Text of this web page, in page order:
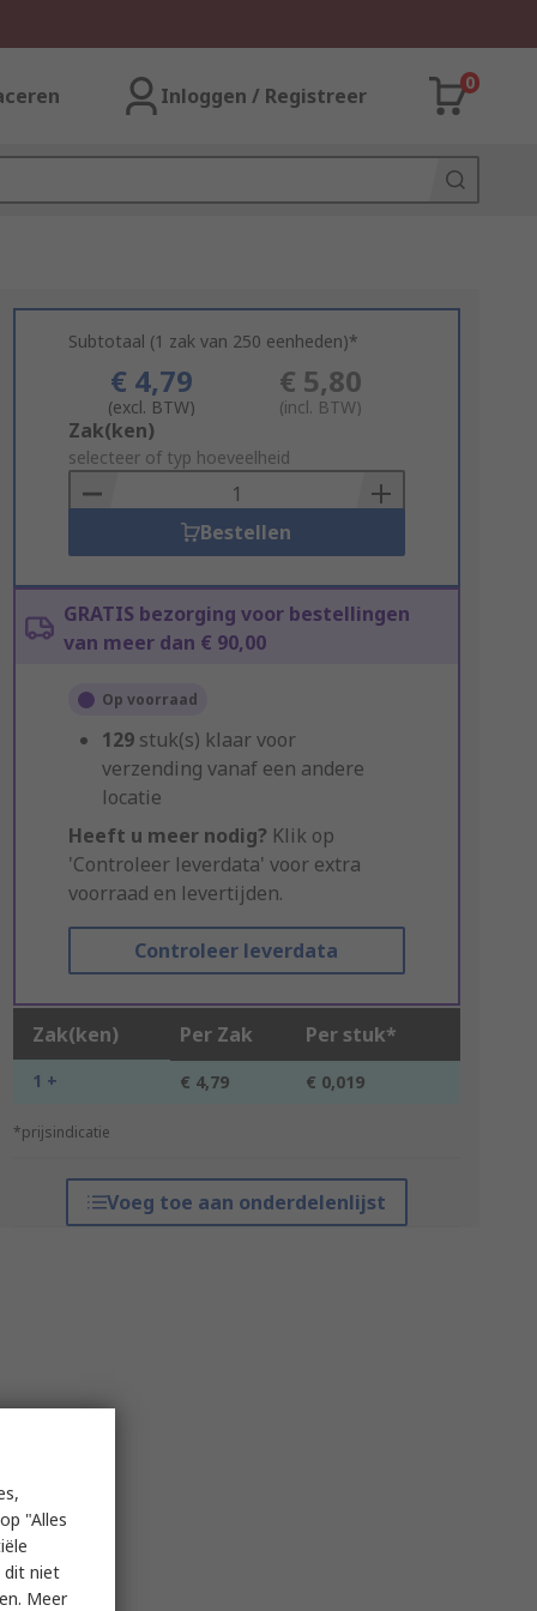
Inloggen / Registreer
0
Subtotaal (1 zak van 250 eenheden)*
€ 4,79
(excl. BTW)
€ 5,80
(incl. BTW)
Add
to
Basket
Zak(ken)
selecteer of typ hoeveelheid
Bestellen
GRATIS bezorging voor bestellingen
van meer dan € 90,00
Op voorraad
129 stuk(s) klaar voor
verzending vanaf een andere
locatie
Heeft u meer nodig? Klik op
'Controleer leverdata' voor extra
voorraad en levertijden.
Controleer leverdata
Zak(ken) Per Zak Per stuk*
1 + € 4,79 € 0,019
*prijsindicatie
Voeg toe aan onderdelenlijst
"Alles
dit niet
Meer